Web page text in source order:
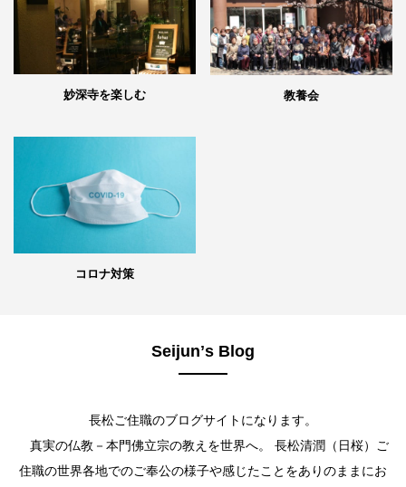
妙深寺を楽しむ 教養会
コロナ対策
Seijunʼs Blog
長松ご住職のブログサイトになります。
真実の仏教－本門佛立宗の教えを世界へ。 長松清潤（日桜）ご
住職の世界各地でのご奉公の様子や感じたことをありのままにお